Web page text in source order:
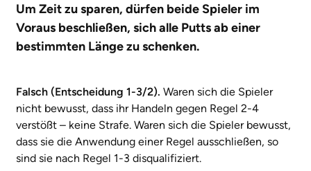
Um Zeit zu sparen, dürfen beide Spieler im
Voraus beschließen, sich alle Putts ab einer
bestimmten Länge zu schenken.
Falsch (Entscheidung 1-3/2). Waren sich die Spieler
nicht bewusst, dass ihr Handeln gegen Regel 2-4
verstößt – keine Strafe. Waren sich die Spieler bewusst,
dass sie die Anwendung einer Regel ausschließen, so
sind sie nach Regel 1-3 disqualifiziert.